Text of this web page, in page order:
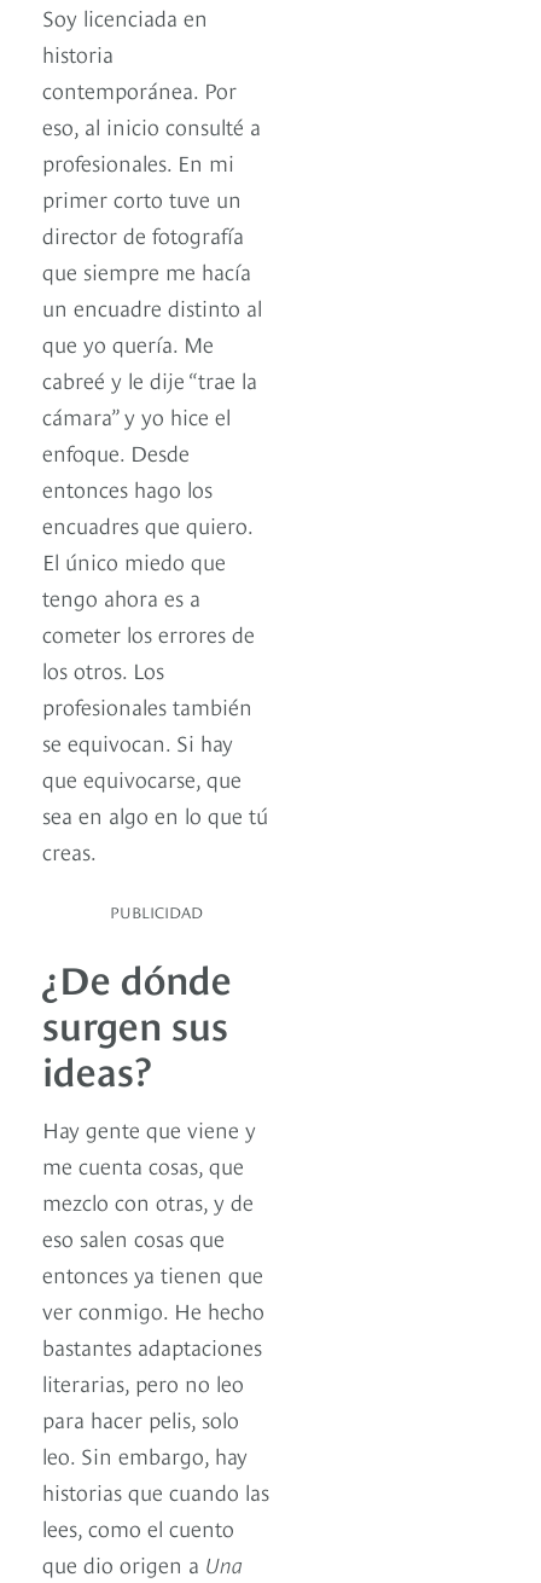
Soy licenciada en
historia
contemporánea. Por
eso, al inicio consulté a
profesionales. En mi
primer corto tuve un
director de fotografía
que siempre me hacía
un encuadre distinto al
que yo quería. Me
cabreé y le dije “trae la
cámara” y yo hice el
enfoque. Desde
entonces hago los
encuadres que quiero.
El único miedo que
tengo ahora es a
cometer los errores de
los otros. Los
profesionales también
se equivocan. Si hay
que equivocarse, que
sea en algo en lo que tú
creas.
PUBLICIDAD
¿De dónde
surgen sus
ideas?
Hay gente que viene y
me cuenta cosas, que
mezclo con otras, y de
eso salen cosas que
entonces ya tienen que
ver conmigo. He hecho
bastantes adaptaciones
literarias, pero no leo
para hacer pelis, solo
leo. Sin embargo, hay
historias que cuando las
lees, como el cuento
que dio origen a Una